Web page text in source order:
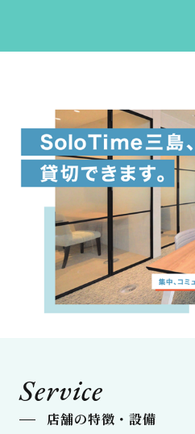
Service
店舗の特徴・設備